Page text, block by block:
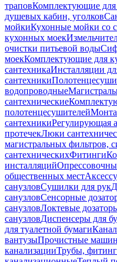
траповКомплектующие для
душевых кабин, уголков
мойкиКухонные мойки со
кухонных моек
очистки питьевой воды
моекКомплектующие для
сантехникаИнсталляции
сантехники
водопроводные
сантехнические
полотенцесушителей
сантехникиРегулирующая
протечекЛюки
магистральных фильтров,
сантехническихФитинги
инсталляций
общественных мест
санузловСушилки для рук
санузловСенсорные
санузловЛоктевые
санузловДиспенсеры для
для туалетной бумаги
вантузыПрочистные
канализацииТрубы,